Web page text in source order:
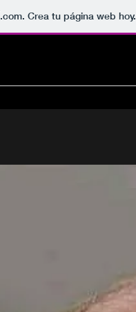
.com. Crea tu página web hoy.